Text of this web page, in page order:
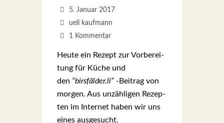
5. Januar 2017
ueli kaufmann
1 Kommentar
Heu­te ein Rezept zur Vor­be­rei­
tung für Küche und
den “birsfälder.li” ‑Bei­trag von
mor­gen. Aus unzäh­li­gen Rezep­
ten im Inter­net haben wir uns
eines aus­ge­sucht.